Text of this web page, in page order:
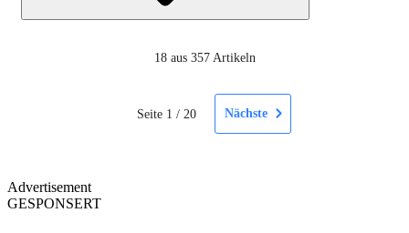
18 aus 357 Artikeln
Seite 1 / 20 Nächste
Advertisement
GESPONSERT